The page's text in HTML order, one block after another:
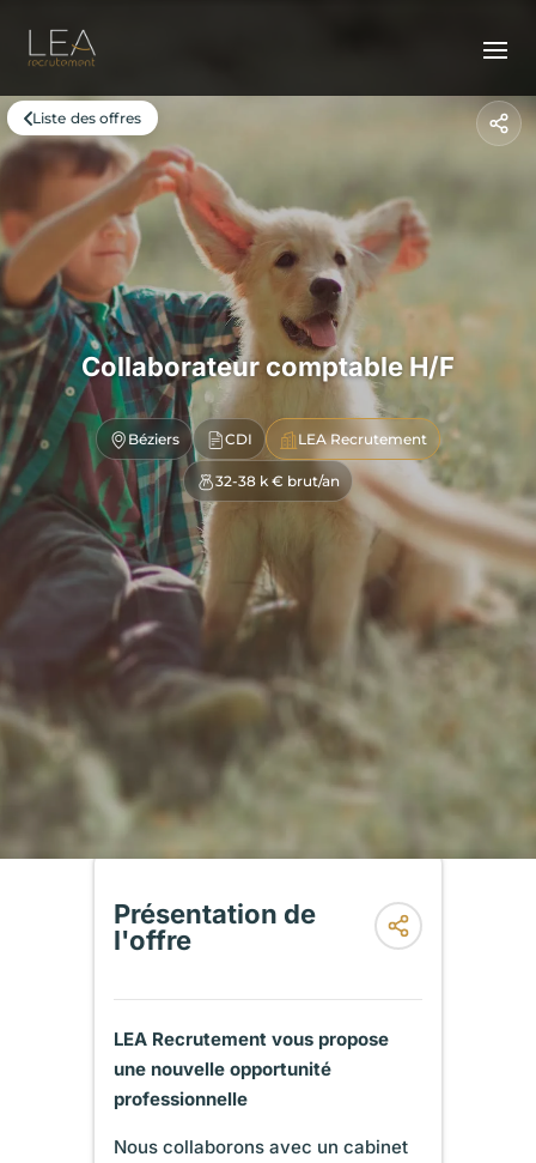
Liste des offres
Collaborateur comptable H/F
Béziers CDI LEA Recrutement
32-38 k € brut/an
Présentation de
l'offre
LEA Recrutement vous propose
une nouvelle opportunité
professionnelle
Nous collaborons avec un cabinet